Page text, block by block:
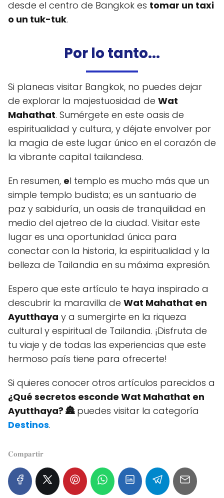
desde el centro de Bangkok es tomar un taxi
o un tuk-tuk.
Por lo tanto...
Si planeas visitar Bangkok, no puedes dejar
de explorar la majestuosidad de Wat
Mahathat. Sumérgete en este oasis de
espiritualidad y cultura, y déjate envolver por
la magia de este lugar único en el corazón de
la vibrante capital tailandesa.
En resumen, el templo es mucho más que un
simple templo budista; es un santuario de
paz y sabiduría, un oasis de tranquilidad en
medio del ajetreo de la ciudad. Visitar este
lugar es una oportunidad única para
conectar con la historia, la espiritualidad y la
belleza de Tailandia en su máxima expresión.
Espero que este artículo te haya inspirado a
descubrir la maravilla de Wat Mahathat en
Ayutthaya y a sumergirte en la riqueza
cultural y espiritual de Tailandia. ¡Disfruta de
tu viaje y de todas las experiencias que este
hermoso país tiene para ofrecerte!
Si quieres conocer otros artículos parecidos a
¿Qué secretos esconde Wat Mahathat en
Ayutthaya? 🏯puedes visitar la categoría
Destinos.
𝐂𝐨𝐦𝐩𝐚𝐫𝐭𝐢𝐫